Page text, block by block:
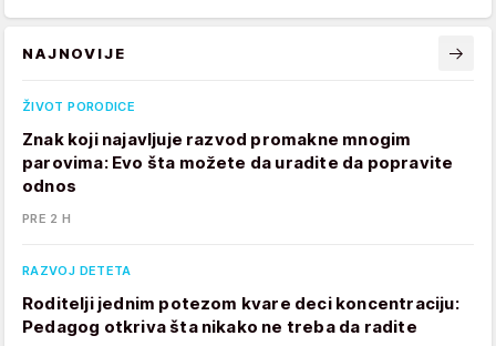
NAJNOVIJE
ŽIVOT PORODICE
Znak koji najavljuje razvod promakne mnogim
parovima: Evo šta možete da uradite da popravite
odnos
PRE 2 H
RAZVOJ DETETA
Roditelji jednim potezom kvare deci koncentraciju:
Pedagog otkriva šta nikako ne treba da radite